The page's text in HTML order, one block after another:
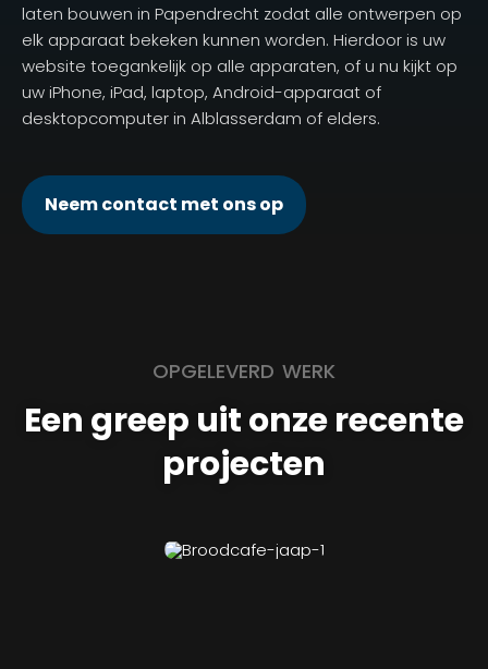
laten bouwen in Papendrecht zodat alle ontwerpen op
elk apparaat bekeken kunnen worden. Hierdoor is uw
website toegankelijk op alle apparaten, of u nu kijkt op
uw iPhone, iPad, laptop, Android-apparaat of
desktopcomputer in Alblasserdam of elders.
Neem contact met ons op
OPGELEVERD WERK
Een greep uit onze recente
projecten